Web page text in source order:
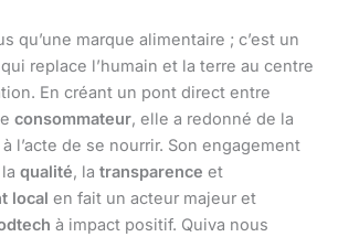
qu’une marque alimentaire ; c’est un
replace l’humain et la terre au centre
En créant un pont direct entre
consommateur, elle a redonné de la
l’acte de se nourrir. Son engagement
qualité, la transparence et
local en fait un acteur majeur et
à impact positif. Quiva nous